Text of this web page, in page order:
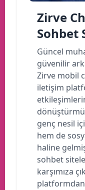
Zirve
Sohbet
Güncel
güvenilir
Zirve mobil
iletişim
genç nesil
hem de
haline
sohbet
karşımıza